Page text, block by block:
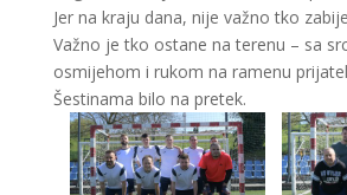
Jer na kraju dana, nije važno tko
Važno je tko ostane na terenu – sa
osmijehom i rukom na ramenu
Šestinama bilo na pretek.